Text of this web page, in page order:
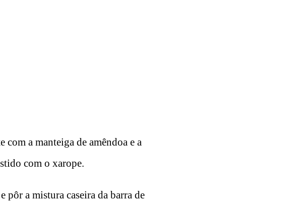
a manteiga de amêndoa e a
com o xarope.
a mistura caseira da barra de